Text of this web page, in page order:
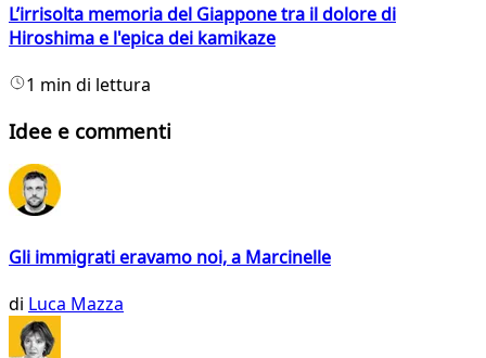
L’irrisolta memoria del Giappone tra il dolore di
Hiroshima e l'epica dei kamikaze
1 min di lettura
Idee e commenti
Gli immigrati eravamo noi, a Marcinelle
di Luca Mazza